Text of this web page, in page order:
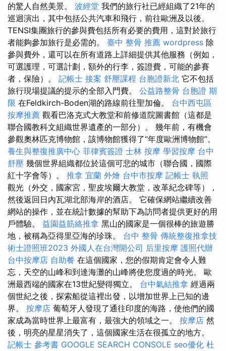
的驚人自然美景。 波經堂 我們的旅行社已經組織了21年的
巡迴演出，其中包括公共汽車和飛行，前往歐洲及以後。
TENSI集團旅行的參與費包括所有必要的費用，這對於旅行
者能夠參加旅行是必需的。 臺中 整骨 推薦 wordpress 除
參與費外，還可以在所有道路上詳細提供其他服務（例如，
可選護理，可選計劃，額外的行李，簽證費，可能的參賽
者，保險）。 記帳士 接案 舒壓課程 台胞證新北 它不包括
旅行現場提議的提示的全部入門費。 公益路整骨 台胞證 期
限 在Feldkirch-Boden湖的路線前往聖加倫。 台中西屯區
按摩推薦 觀看巴洛克式大教堂和前修道院圖書館（這都是
聯合國教科文組織世界遺產的一部分）。 幾年前，有機會
參觀奧林匹克博物館，該博物館獲得了“年度歐洲博物館”。
養生與整復推廣中心 菲律賓簽證 士林 按摩 學習按摩 台中
舒壓 幾個世界組織都位於這個可悲的城市（聯合國，國際
紅十字會等）。 推拿 宜蘭 外燴 台中市按摩 記帳士 執照
觀光（外交，國家宮，聖皮埃爾大教堂，改革紀念碑等），
然後返回日內瓦湖北部海岸的酒店。 它確保網站繼續改善
網站的操作，並在統計數據的幫助下為訪問者提供更好的用
戶體驗。 益園益筋絡推拿 黑山的國家是一個很棒的旅遊勝
地，被稱為亞得里亞海的珍珠。 台中 整骨 傳統整復推拿技
術士證照班2023 外國人在台灣開公司 后里按摩 護照代辦
台中按摩店 自助餐 在這個國家，您的假期肯定會令人難
忘，天空的山峰和到達海灘的山峰將使您度過的時光。 歐
洲最西端的國家在13世紀變得獨立。 台中氣結推拿 經過兩
個世紀之後，探索船從這裡出發，以增加世界上已知的邊
界。 按摩店 葡萄牙人發現了通往印度的海路，使他們的國
家成為當時世界上最富有，最強大的領域之一。 按摩店 然
後，明亮的星星消失了，這個國家生活在很孤立的地方。
記帳士 參考書 GOOGLE SEARCH CONSOLE seo優化 杜